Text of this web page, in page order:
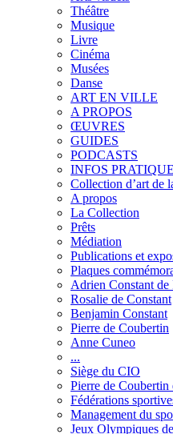
Théâtre
Musique
Livre
Cinéma
Musées
Danse
ART EN VILLE
A PROPOS
ŒUVRES
GUIDES
PODCASTS
INFOS
Collection d’art de
A propos
La Collection
Prêts
Médiation
Publications et
Plaques
Adrien Constant de
Rosalie de Constant
Benjamin Constant
Pierre de Coubertin
Anne Cuneo
...
Siège du CIO
Pierre de Coubertin
Fédérations
Management du
Jeux Olympiques